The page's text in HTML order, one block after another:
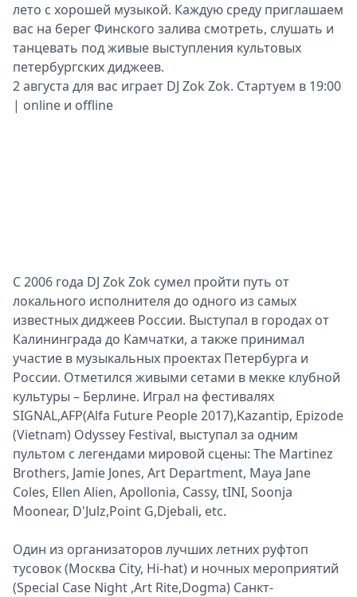
лето с хорошей музыкой. Каждую среду приглашаем
вас на берег Финского залива смотреть, слушать и
танцевать под живые выступления культовых
петербургских диджеев.
2 августа для вас играет DJ Zok Zok. Стартуем в 19:00
| online и offline
С 2006 года DJ Zok Zok сумел пройти путь от
локального исполнителя до одного из самых
известных диджеев России. Выступал в городах от
Калининграда до Камчатки, а также принимал
участие в музыкальных проектах Петербурга и
России. Отметился живыми сетами в мекке клубной‌
культуры – Берлине. Играл на фестивалях
SIGNAL,AFP(Alfa Future People 2017),Kazantip, Epizode
(Vietnam) Odyssey Festival, выступал за одним
пультом с легендами мировой‌ сцены: The Martinez
Brothers, Jamie Jones, Art Department, Maya Jane
Coles, Ellen Alien, Apollonia, Cassy, tINI, Soonja
Moonear, D'Julz,Point G,Djebali, etc.
Один из организаторов лучших летних руфтоп
тусовок (Mocква Сity, Hi-hat) и ночных мероприятий
(Special Case Night ,Art Rite,Dogma) Санкт-